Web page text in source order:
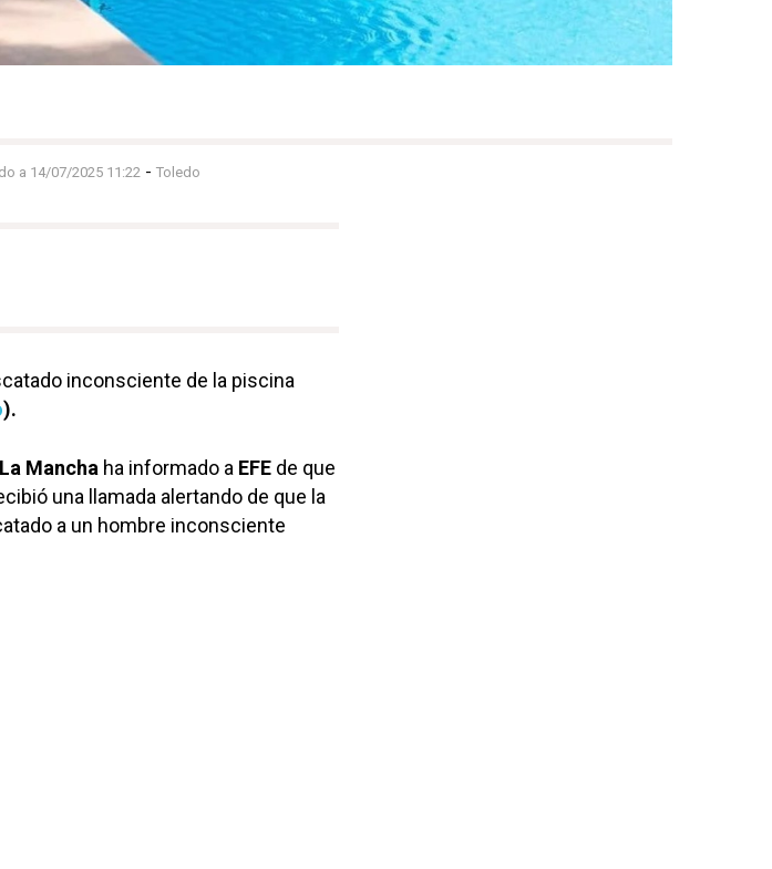
a 14/07/2025 11:22 - Toledo
inconsciente de la piscina
).
Mancha ha informado a EFE de que
una llamada alertando de que la
a un hombre inconsciente